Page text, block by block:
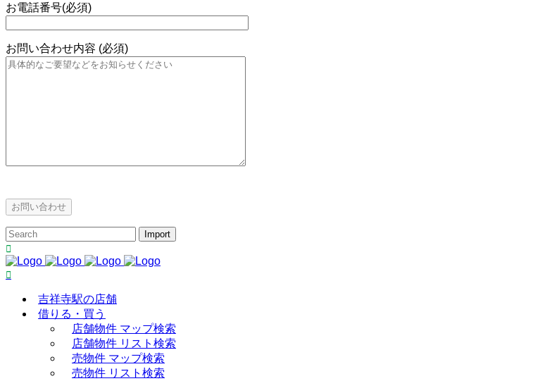
お電話番号(必須)
お問い合わせ内容 (必須)
吉祥寺駅の店舗
借りる・買う
店舗物件 マップ検索
店舗物件 リスト検索
売物件 マップ検索
売物件 リスト検索